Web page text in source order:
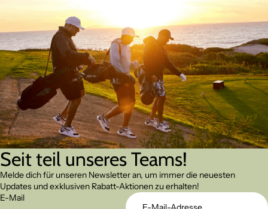
Seit teil unseres Teams!
Melde dich für unseren Newsletter an, um immer die neuesten
Updates und exklusiven Rabatt-Aktionen zu erhalten!
E-Mail